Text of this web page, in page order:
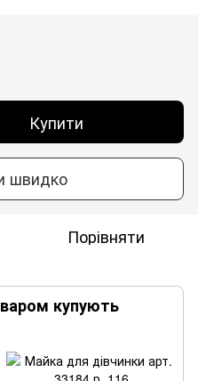
Купити
швидко
Порівняти
купують